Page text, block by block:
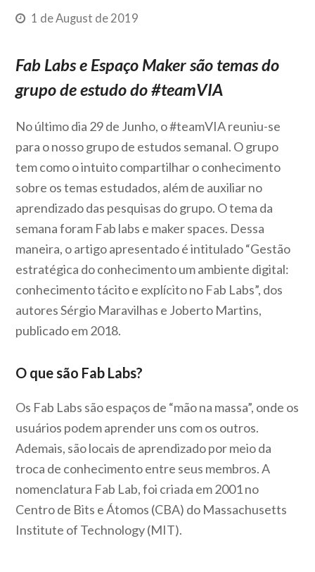
1 de August de 2019
Fab Labs e Espaço Maker são temas do
grupo de estudo do #teamVIA
No último dia 29 de Junho, o #teamVIA reuniu-se
para o nosso grupo de estudos semanal. O grupo
tem como o intuito compartilhar o conhecimento
sobre os temas estudados, além de auxiliar no
aprendizado das pesquisas do grupo. O tema da
semana foram Fab labs e maker spaces. Dessa
maneira, o artigo apresentado é intitulado “Gestão
estratégica do conhecimento um ambiente digital:
conhecimento tácito e explícito no Fab Labs”, dos
autores Sérgio Maravilhas e Joberto Martins,
publicado em 2018.
O que são Fab Labs?
Os Fab Labs são espaços de “mão na massa”, onde os
usuários podem aprender uns com os outros.
Ademais, são locais de aprendizado por meio da
troca de conhecimento entre seus membros. A
nomenclatura Fab Lab, foi criada em 2001 no
Centro de Bits e Átomos (CBA) do Massachusetts
Institute of Technology (MIT).